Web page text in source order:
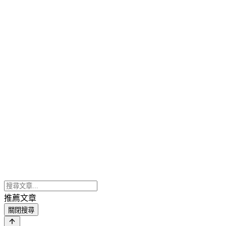
推薦文章
關閉搜尋